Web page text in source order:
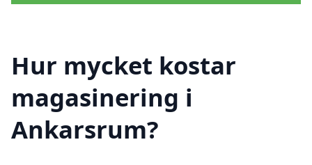
Hur mycket kostar
magasinering i
Ankarsrum?